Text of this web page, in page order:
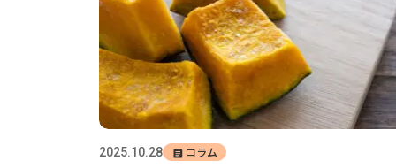
2025.10.28 コラム